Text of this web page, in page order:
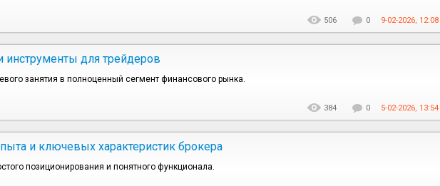
506 0 9-02-2026, 12:08
для трейдеров
занятия в полноценный сегмент финансового рынка.
384 0 5-02-2026, 13:54
и ключевых характеристик брокера
позиционирования и понятного функционала.